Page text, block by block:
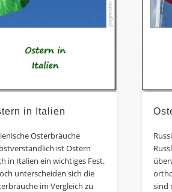
in Italien
Osterbräuche
ist Ostern
in Italien ein wichtiges Fest.
unterscheiden sich die
im Vergleich zu
sind